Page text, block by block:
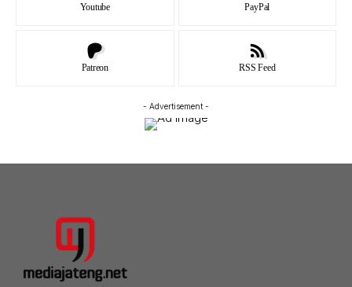
Youtube PayPal
Patreon RSS Feed
- Advertisement -